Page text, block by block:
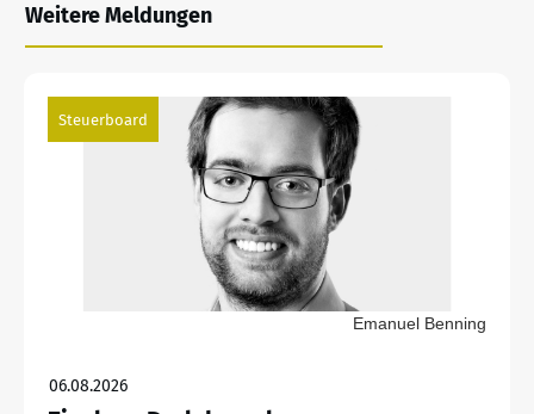
Weitere Meldungen
Steuerboard
Emanuel Benning
06.08.2026